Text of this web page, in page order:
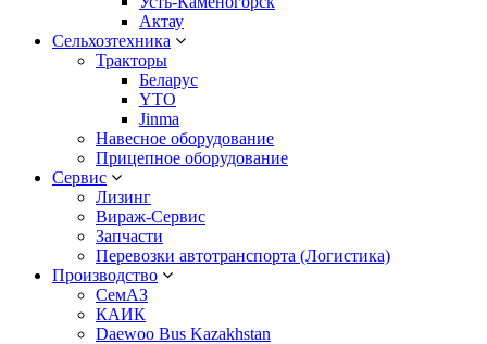
Актау
Сельхозтехника
Тракторы
Беларус
YTO
Jinma
Навесное оборудование
Прицепное оборудование
Сервис
Лизинг
Вираж-Сервис
Запчасти
Перевозки автотранспорта (Логистика)
Производство
СемАЗ
КАИК
Daewoo Bus Kazakhstan